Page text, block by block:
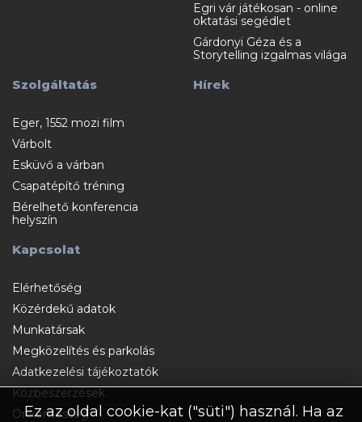
Ez az oldal cookie-kat ("süti") használ. Ha az
Egri vár játékosan - online
oktatási segédlet
Gárdonyi Géza és a
Storytelling izgalmas világa
Szolgáltatás
Eger, 1552 mozi film
Várbolt
Esküvő a várban
Csapatépítő tréning
Bérelhető konferencia
helyszín
Hírek
Kapcsolat
Elérhetőség
Közérdekű adatok
Munkatársak
Megközelítés és parkolás
Adatkezelési tájékoztatók
Közbeszerzések
Önkéntesség